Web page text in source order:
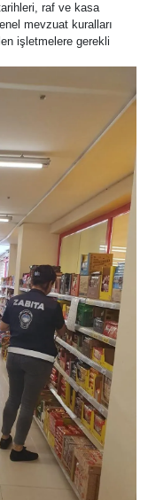
raf ve kasa
mevzuat kuralları
işletmelere gerekli